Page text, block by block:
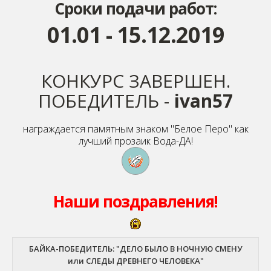
Сроки подачи работ:
01.01 - 15.12.2019
КОНКУРС ЗАВЕРШЕН.
ПОБЕДИТЕЛЬ - ivan57
награждается памятным знаком "Белое Перо" как
лучший прозаик Вода-ДА!
Наши поздравления!
БАЙКА-ПОБЕДИТЕЛЬ: "ДЕЛО БЫЛО В НОЧНУЮ СМЕНУ
или СЛЕДЫ ДРЕВНЕГО ЧЕЛОВЕКА"